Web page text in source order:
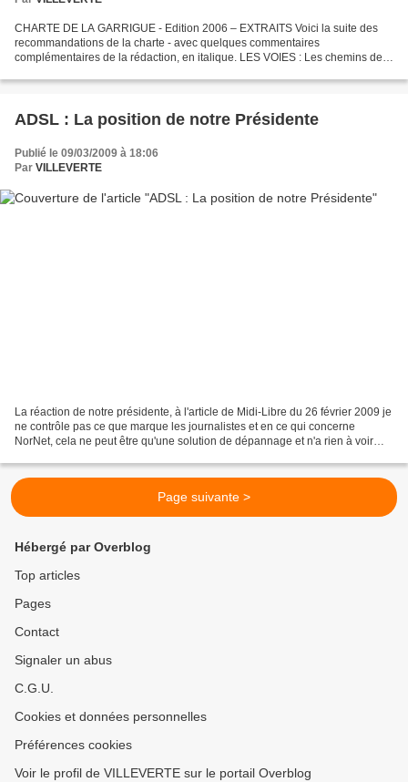
CHARTE DE LA GARRIGUE - Edition 2006 – EXTRAITS Voici la suite des
recommandations de la charte - avec quelques commentaires
complémentaires de la rédaction, en italique. LES VOIES : Les chemins de
ADSL : La position de notre Présidente
Publié le 09/03/2009 à 18:06
Par VILLEVERTE
La réaction de notre présidente, à l'article de Midi-Libre du 26 février 2009 je
ne contrôle pas ce que marque les journalistes et en ce qui concerne
NorNet, cela ne peut être qu'une solution de dépannage et n'a rien à voir
Page suivante >
Hébergé par Overblog
Top articles
Pages
Contact
Signaler un abus
C.G.U.
Cookies et données personnelles
Préférences cookies
Voir le profil de VILLEVERTE sur le portail Overblog